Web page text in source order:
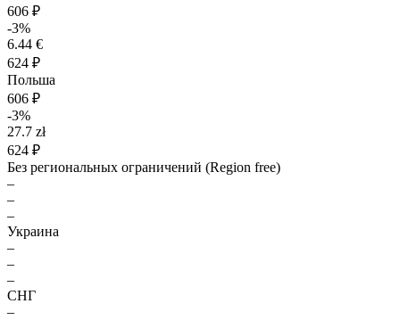
606 ₽
-3%
6.44 €
624 ₽
Польша
606 ₽
-3%
27.7 zł
624 ₽
Без региональных ограничений (Region free)
–
–
–
Украина
–
–
–
СНГ
–